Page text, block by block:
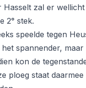
Hasselt zal er
2° stek.
speelde tegen
spannender,
kon de
ploeg staat